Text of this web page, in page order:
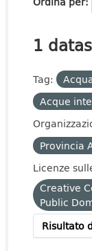
1
Tag:
Acque
Provincia
Licenze
Creative
Public
Risultato